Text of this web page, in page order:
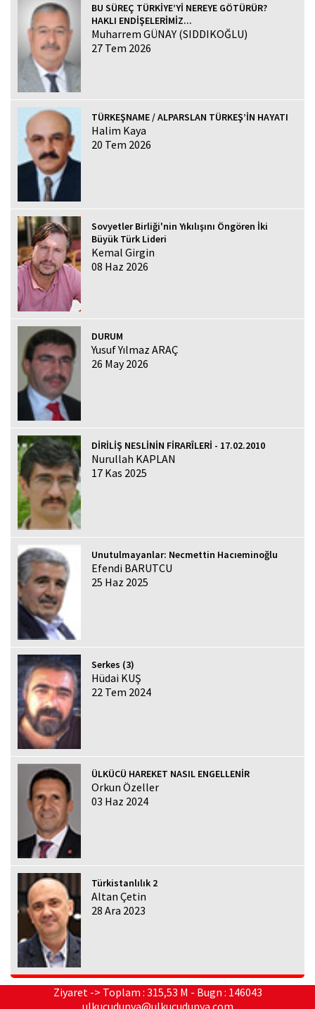
BU SÜREÇ TÜRKİYE’Yİ NEREYE GÖTÜRÜR?
HAKLI ENDİŞELERİMİZ...
Muharrem GÜNAY (SIDDIKOĞLU)
27 Tem 2026
TÜRKEŞNAME / ALPARSLAN TÜRKEŞ’İN HAYATI
Halim Kaya
20 Tem 2026
Sovyetler Birliği'nin Yıkılışını Öngören İki
Büyük Türk Lideri
Kemal Girgin
08 Haz 2026
DURUM
Yusuf Yılmaz ARAÇ
26 May 2026
DİRİLİŞ NESLİNİN FİRARÎLERİ - 17.02.2010
Nurullah KAPLAN
17 Kas 2025
Unutulmayanlar: Necmettin Hacıeminoğlu
Efendi BARUTCU
25 Haz 2025
Serkes (3)
Hüdai KUŞ
22 Tem 2024
ÜLKÜCÜ HAREKET NASIL ENGELLENİR
Orkun Özeller
03 Haz 2024
Türkistanlılık 2
Altan Çetin
28 Ara 2023
Ziyaret -> Toplam : 315,53 M - Bugn : 146043